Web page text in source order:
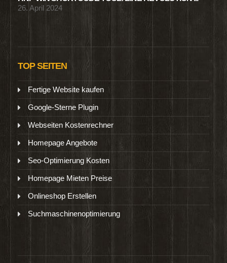
26. April 2024
TOP SEITEN
Fertige Website kaufen
Google-Sterne Plugin
Webseiten Kostenrechner
Homepage Angebote
Seo-Optimierung Kosten
Homepage Mieten Preise
Onlineshop Erstellen
Suchmaschinenoptimierung